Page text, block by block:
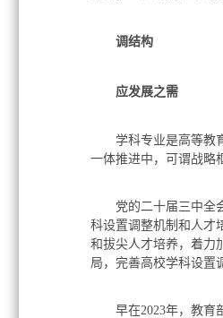
调结构
应发展之需
学科专业是高等教育
一体推进中，可谓战略
党的二十届三中全会
科设置调整机制和人才
和拔尖人才培养，着力
局，完善高校学科设置
早在2023年，教育部